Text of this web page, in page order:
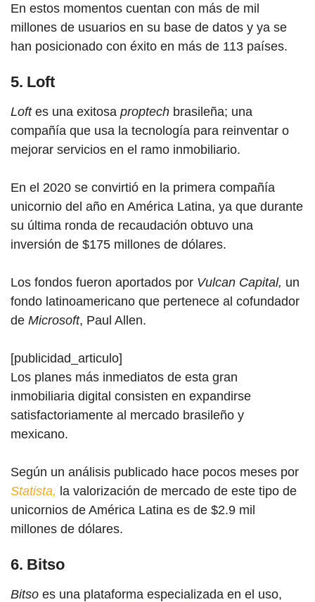
En estos momentos cuentan con más de mil
millones de usuarios en su base de datos y ya se
han posicionado con éxito en más de 113 países.
5. Loft
Loft es una exitosa proptech brasileña; una
compañía que usa la tecnología para reinventar o
mejorar servicios en el ramo inmobiliario.
En el 2020 se convirtió en la primera compañía
unicornio del año en América Latina, ya que durante
su última ronda de recaudación obtuvo una
inversión de $175 millones de dólares.
Los fondos fueron aportados por Vulcan Capital, un
fondo latinoamericano que pertenece al cofundador
de Microsoft, Paul Allen.
[publicidad_articulo]
Los planes más inmediatos de esta gran
inmobiliaria digital consisten en expandirse
satisfactoriamente al mercado brasileño y
mexicano.
Según un análisis publicado hace pocos meses por
Statista, la valorización de mercado de este tipo de
unicornios de América Latina es de $2.9 mil
millones de dólares.
6. Bitso
Bitso es una plataforma especializada en el uso,